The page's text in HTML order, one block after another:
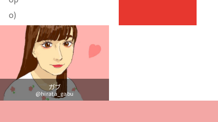
OFFICIAL FAN CLUB
ガブ
@hirata_gabu